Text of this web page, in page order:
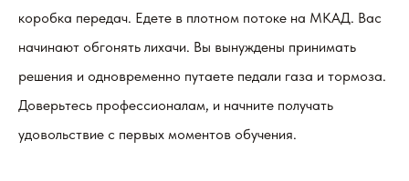
коробка передач. Едете в плотном потоке на МКАД. Вас
начинают обгонять лихачи. Вы вынуждены принимать
решения и одновременно путаете педали газа и тормоза.
Доверьтесь профессионалам, и начните получать
удовольствие с первых моментов обучения.